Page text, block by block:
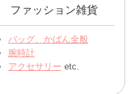
ファッション雑貨
バッグ、かばん全般
腕時計
アクセサリー etc.